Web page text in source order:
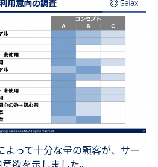
よって十分な量の顧客が、サー
欲を示しました。